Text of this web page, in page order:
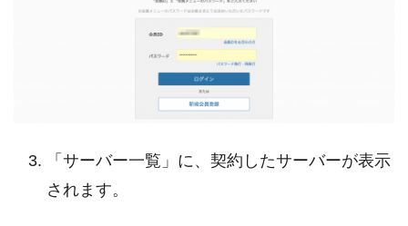
「サーバー一覧」に、契約したサーバーが表示
されます。